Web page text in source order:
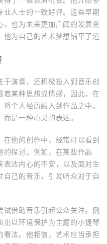
人士的一致好评。这些早期
，也为未来更加广阔的发展奠
他为自己的艺术梦想铺平了道
演奏，还积极投入到音乐创
某种思想或情感，因此，在
个人经历融入到作品之中。
是一种心灵的表达。
他的创作中，经常可以看到
的探讨。例如，在某些作品
表达内心的不安，以及面对生
己的音乐，引发听众对于自
借助音乐引起公众关注。例
以环境保护为主题的小提琴
看法。他相信，艺术应当承担